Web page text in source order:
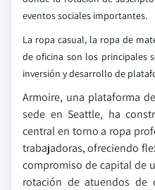
eventos sociales importantes.
La ropa casual, la ropa de
de oficina son los principales
inversión y desarrollo de
Armoire, una plataforma
sede en Seattle, ha
central en torno a ropa
trabajadoras, ofreciendo
compromiso de capital de
rotación de atuendos de